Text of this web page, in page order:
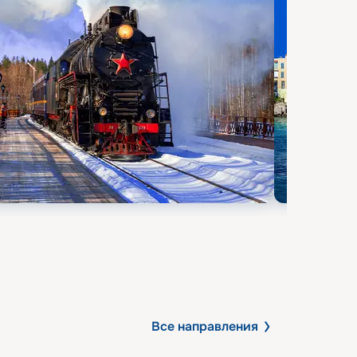
Все направления